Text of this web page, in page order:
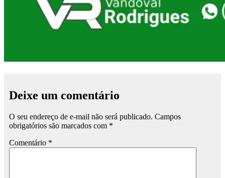
Deixe um comentário
O seu endereço de e-mail não será publicado. Campos
obrigatórios são marcados com *
Comentário *